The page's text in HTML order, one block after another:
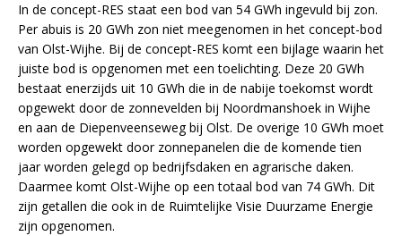
In de concept-RES staat een bod van 54 GWh ingevuld bij zon.
Per abuis is 20 GWh zon niet meegenomen in het concept-bod
van Olst-Wijhe. Bij de concept-RES komt een bijlage waarin het
juiste bod is opgenomen met een toelichting. Deze 20 GWh
bestaat enerzijds uit 10 GWh die in de nabije toekomst wordt
opgewekt door de zonnevelden bij Noordmanshoek in Wijhe
en aan de Diepenveenseweg bij Olst. De overige 10 GWh moet
worden opgewekt door zonnepanelen die de komende tien
jaar worden gelegd op bedrijfsdaken en agrarische daken.
Daarmee komt Olst-Wijhe op een totaal bod van 74 GWh. Dit
zijn getallen die ook in de Ruimtelijke Visie Duurzame Energie
zijn opgenomen.